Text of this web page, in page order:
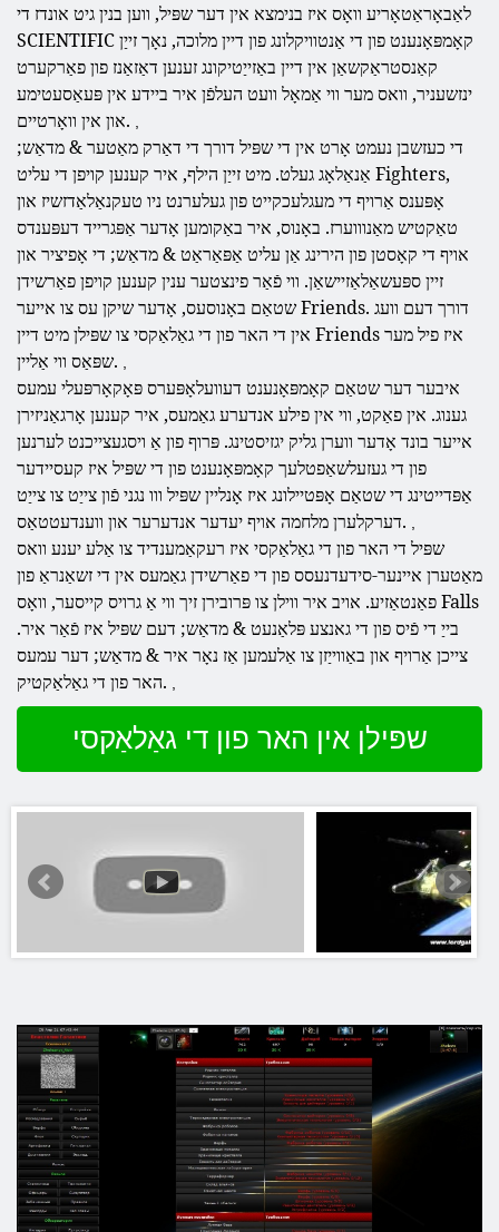
לאַבאָראַטאָריע וואָס איז בנימצא אין דער שפּיל, ווען בנין גיט אונדז די
SCIENTIFIC קאָמפּאָנענט פון די אַנטוויקלונג פון דיין מלוכה, נאָך זייַן
קאַנסטראַקשאַן אין דיין באַזייַטיקונג זענען דאַזאַנז פון פאַרקערט
ינזשעניר, וואס מער ווי אַמאָל וועט העלפֿן איר ביידע אין פּעאַסעטימע
און אין וואָרטיים.
די כעזשבן נעמט אָרט אין די שפּיל דורך די דאַרק מאַטער & מדאַש;
אַנאַלאָג געלט. מיט זייַן הילף, איר קענען קויפן די עליט Fighters,
אָפּענס אַרויף די מעגלעכקייט פון געלערנט ניו טעקנאַלאַדזשיז און
טאַקטיש מאַנוווערז. באָנוס, איר באַקומען אָדער אַפּגרייד דעפּענדס
אויף די קאָסטן פון הירינג אַן עליט אַפּאַראַט & מדאַש; די אָפיציר און
זיין ספּעשאַלאַזיישאַן. ווי פֿאַר פינצטער ענין קענען קויפן פאַרשידן
שטאַם באָנוסעס, אָדער שיקן עס צו אייער Friends. דורך דעם וועג
אין די האר פון די גאַלאַקסי צו שפּילן מיט דיין Friends איז פיל מער
שפּאַס ווי אַליין.
איבער דער שטאַם קאָמפּאָנענט דעוועלאָפּערס פּאָקאָרפּעלי עמעס
גענוג. אין פאַקט, ווי אין פילע אנדערע גאַמעס, איר קענען אָרגאַניזירן
אייער בונד אָדער ווערן גליק יגזיסטינג. פּרוף פון אַ ויסגעצייכנט לערנען
פון די געזעלשאַפטלעך קאָמפּאָנענט פון די שפּיל איז קעסיידער
אַפּדייטינג די שטאַם אָפּטיילונג איז אָנליין שפּיל ווו נגני פֿון צייַט צו צייַט
דערקלערן מלחמה אויף יעדער אנדערער און ווענדעטטאַס.
שפּיל די האר פון די גאַלאַקסי איז רעקאַמענדיד צו אַלע יענע וואס
מאַטערן איינער-סידעדנעסס פון די פאַרשידן גאַמעס אין די זשאַנראַ פון
פאַנטאַזיע. אויב איר ווילן צו פּרובירן זיך ווי אַ גרויס קייסער, וואָס Falls
בייַ די פֿיס פון די גאנצע פּלאַנעט & מדאַש; דעם שפּיל איז פֿאַר איר.
צייכן אַרויף און באַווייַזן צו אַלעמען אַז נאָר איר & מדאַש; דער עמעס
האר פון די גאַלאַקטיק.
שפּילן אין האר פון די גאַלאַקסי